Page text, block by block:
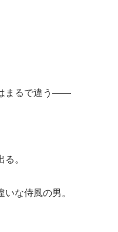
まるで違う――
。
な侍風の男。